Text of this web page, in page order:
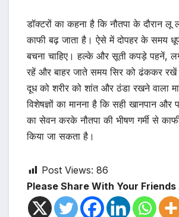
डॉक्टरों का कहना है कि नौतपा के दौरान लू
काफी बढ़ जाता है। ऐसे में दोपहर के समय
बचना चाहिए। हल्के और सूती कपड़े पहनें,
रहें और बाहर जाते समय सिर को ढंककर
दूध को शरीर को शांत और ठंडा रखने वाला
विशेषज्ञों का मानना है कि सही खानपान और
का सेवन करके नौतपा की भीषण गर्मी से
किया जा सकता है।
Post Views: 86
Please Share With Your Friends